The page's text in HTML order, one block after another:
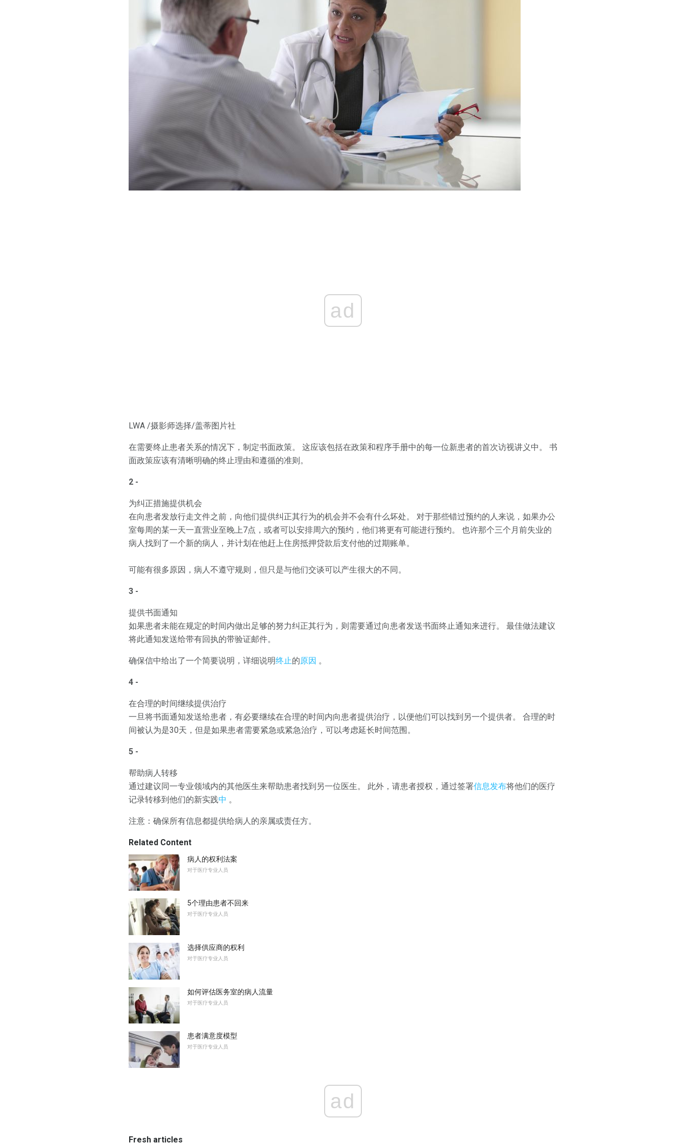
ad
LWA /摄影师选择/盖蒂图片社
在需要终止患者关系的情况下，制定书面政策。 这应该包括在政策和程序手册中的每一位新患者的首次访视讲义中。 书
面政策应该有清晰明确的终止理由和遵循的准则。
2 -
为纠正措施提供机会
在向患者发放行走文件之前，向他们提供纠正其行为的机会并不会有什么坏处。 对于那些错过预约的人来说，如果办公
室每周的某一天一直营业至晚上7点，或者可以安排周六的预约，他们将更有可能进行预约。 也许那个三个月前失业的
病人找到了一个新的病人，并计划在他赶上住房抵押贷款后支付他的过期账单。
可能有很多原因，病人不遵守规则，但只是与他们交谈可以产生很大的不同。
3 -
提供书面通知
如果患者未能在规定的时间内做出足够的努力纠正其行为，则需要通过向患者发送书面终止通知来进行。 最佳做法建议
将此通知发送给带有回执的带验证邮件。
确保信中给出了一个简要说明，详细说明终止的原因 。
4 -
在合理的时间继续提供治疗
一旦将书面通知发送给患者，有必要继续在合理的时间内向患者提供治疗，以便他们可以找到另一个提供者。 合理的时
间被认为是30天，但是如果患者需要紧急或紧急治疗，可以考虑延长时间范围。
5 -
帮助病人转移
通过建议同一专业领域内的其他医生来帮助患者找到另一位医生。 此外，请患者授权，通过签署信息发布将他们的医疗
记录转移到他们的新实践中 。
注意：确保所有信息都提供给病人的亲属或责任方。
Related Content
病人的权利法案
对于医疗专业人员
5个理由患者不回来
对于医疗专业人员
选择供应商的权利
对于医疗专业人员
如何评估医务室的病人流量
对于医疗专业人员
患者满意度模型
对于医疗专业人员
ad
Fresh articles